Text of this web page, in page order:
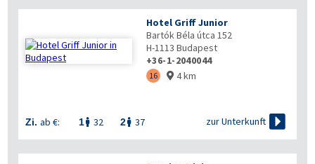
Hotel Griff Junior
Bartók Béla útca 152
H-1113 Budapest
+36-1-2040044
16  4 km
Zi. ab €: 1 32 2 37 zur Unterkunft 